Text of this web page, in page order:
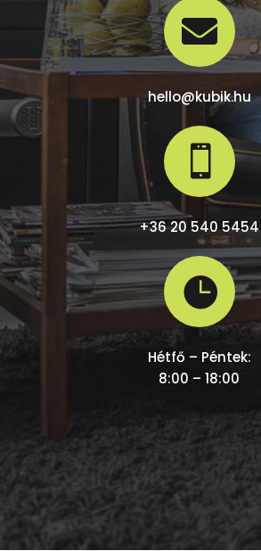

hello@kubik.hu

+36 20 540 5454

Hétfő – Péntek:
8:00 – 18:00